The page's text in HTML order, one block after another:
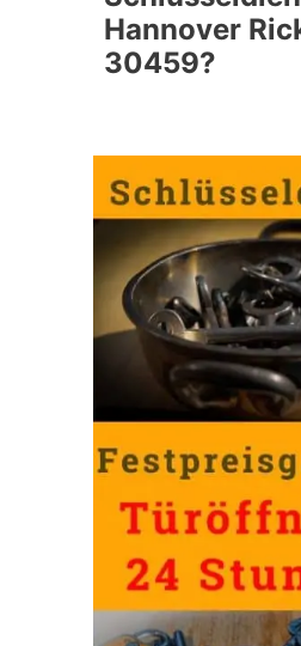
Hannover
30459?